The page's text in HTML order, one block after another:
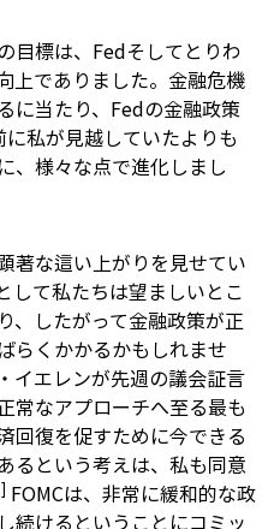
目標は、Fedそしてとりわ
上でありました。金融危機
に当たり、Fedの金融政策
私が見越していたよりも
、様々な点で進化しまし
著な這い上がりを見せてい
して私たちは望ましいとこ
、したがって金融政策が正
らくかかるかもしれませ
イエレンが先週の議会証言
常なアプローチへ至る最も
回復を促すために今できる
るという考えは、私も同意
FOMCは、非常に緩和的な政
続けるということにコミッ